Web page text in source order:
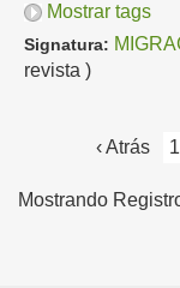
Mostrar tags
Signatura:
revista )
‹ Atrás 1
Mostrando